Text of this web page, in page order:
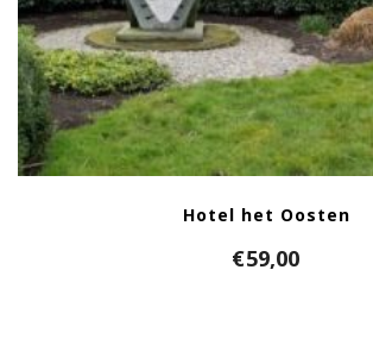
Hotel het Oosten
€59,00